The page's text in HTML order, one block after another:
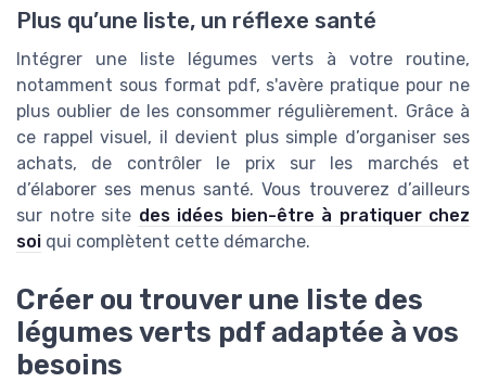
Plus qu’une liste, un réflexe santé
Intégrer une liste légumes verts à votre routine,
notamment sous format pdf, s'avère pratique pour ne
plus oublier de les consommer régulièrement. Grâce à
ce rappel visuel, il devient plus simple d’organiser ses
achats, de contrôler le prix sur les marchés et
d’élaborer ses menus santé. Vous trouverez d’ailleurs
sur notre site des idées bien-être à pratiquer chez
soi qui complètent cette démarche.
Créer ou trouver une liste des
légumes verts pdf adaptée à vos
besoins